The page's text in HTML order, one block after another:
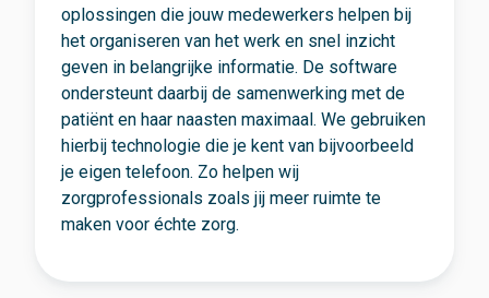
oplossingen die jouw medewerkers helpen bij
het organiseren van het werk en snel inzicht
geven in belangrijke informatie. De software
ondersteunt daarbij de samenwerking met de
patiënt en haar naasten maximaal. We gebruiken
hierbij technologie die je kent van bijvoorbeeld
je eigen telefoon. Zo helpen wij
zorgprofessionals zoals jij meer ruimte te
maken voor échte zorg.